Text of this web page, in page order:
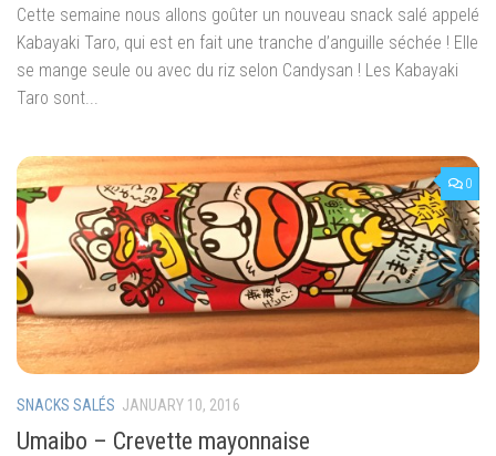
Cette semaine nous allons goûter un nouveau snack salé appelé
Kabayaki Taro, qui est en fait une tranche d’anguille séchée ! Elle
se mange seule ou avec du riz selon Candysan ! Les Kabayaki
Taro sont...
0
SNACKS SALÉS JANUARY 10, 2016
Umaibo – Crevette mayonnaise